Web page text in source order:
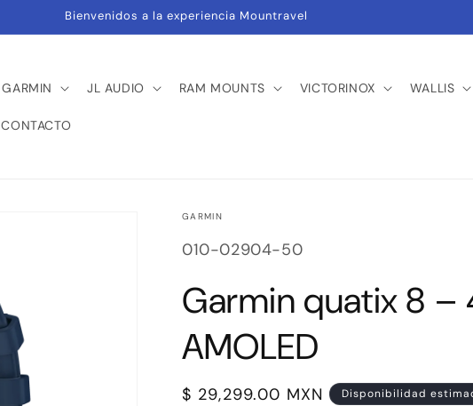
Bienvenidos a la experiencia Mountravel
GARMIN JL AUDIO RAM MOUNTS VICTORINOX WALLIS
CONTACTO
GARMIN
SKU:
010-02904-50
Garmin quatix 8 –
AMOLED
Precio
$ 29,299.00 MXN
Disponibilidad